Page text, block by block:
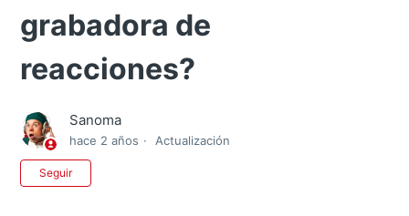
grabadora de
reacciones?
Sanoma
hace 2 años Actualización
Seguir